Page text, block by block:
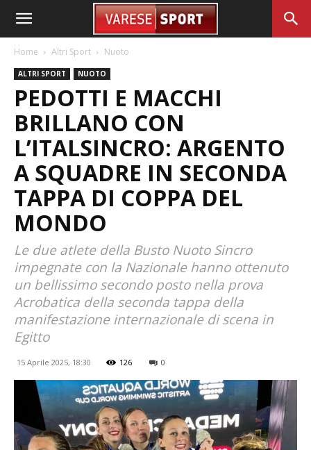
Home Altri Sport Nuoto
ALTRI SPORT NUOTO
PEDOTTI E MACCHI
BRILLANO CON
L’ITALSINCRO: ARGENTO
A SQUADRE IN SECONDA
TAPPA DI COPPA DEL
MONDO
Le due atlete della Busto Nuoto Sincro
impegnate con la Nazionale hanno ottenuto
un bellissimo secondo posto nella prova
Acrobatica della seconda tappa della
manifestazione internazionale di scena in
Egitto
15 Aprile 2025, 18:30 126 0